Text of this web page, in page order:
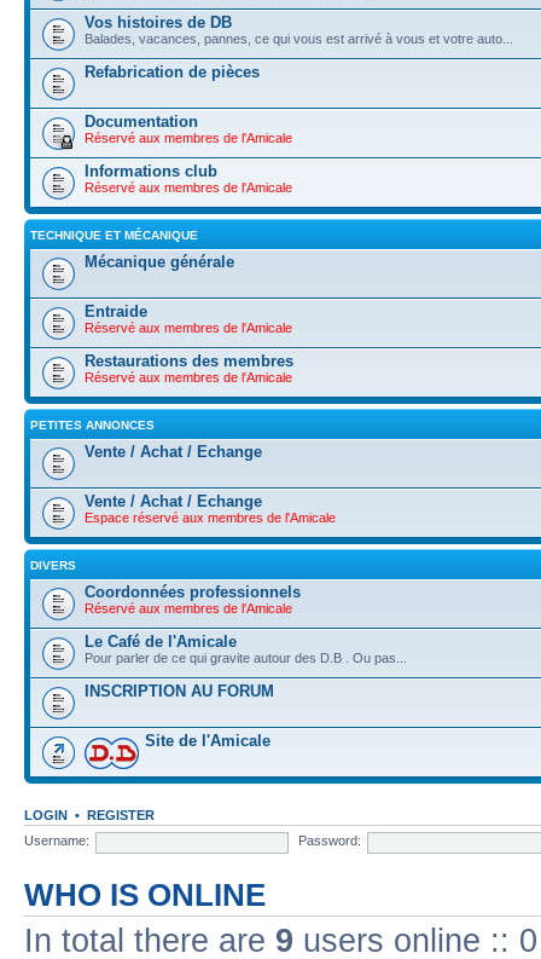
Vos histoires de DB
Balades, vacances, pannes, ce qui vous est arrivé à vous et votre auto...
Refabrication de pièces
Documentation
Réservé aux membres de l'Amicale
Informations club
Réservé aux membres de l'Amicale
TECHNIQUE ET MÉCANIQUE
Mécanique générale
Entraide
Réservé aux membres de l'Amicale
Restaurations des membres
Réservé aux membres de l'Amicale
PETITES ANNONCES
Vente / Achat / Echange
Vente / Achat / Echange
Espace réservé aux membres de l'Amicale
DIVERS
Coordonnées professionnels
Réservé aux membres de l'Amicale
Le Café de l'Amicale
Pour parler de ce qui gravite autour des D.B . Ou pas...
INSCRIPTION AU FORUM
Site de l'Amicale
LOGIN • REGISTER
Username:
Password:
WHO IS ONLINE
In total there are 9 users online ::